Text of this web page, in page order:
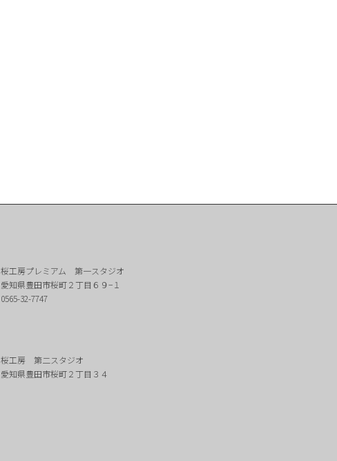
桜工房プレミアム 第一スタジオ
愛知県豊田市桜町２丁目６９−１
0565-32-7747
桜工房 第二スタジオ
愛知県豊田市桜町２丁目３４